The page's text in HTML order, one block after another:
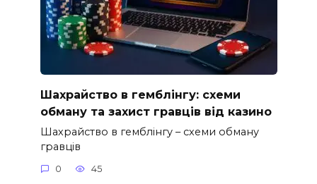
Шахрайство в гемблінгу: схеми
обману та захист гравців від казино
Шахрайство в гемблінгу – схеми обману
гравців
0 45